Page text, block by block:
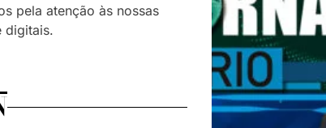
pela atenção às nossas
digitais.